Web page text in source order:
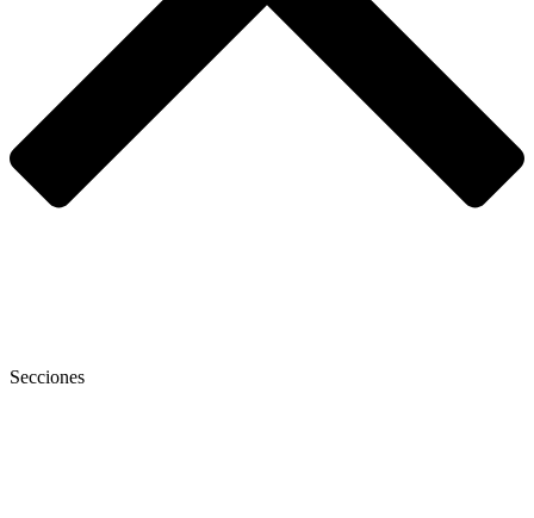
Secciones